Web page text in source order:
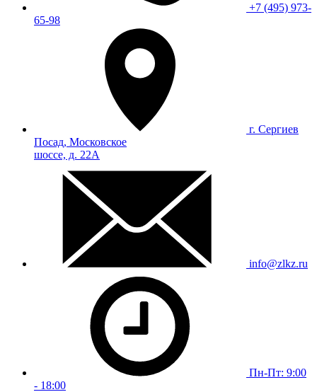
+7 (495) 973-
65-98
г. Сергиев
Посад, Московское
шоссе, д. 22А
info@zlkz.ru
Пн-Пт: 9:00
- 18:00